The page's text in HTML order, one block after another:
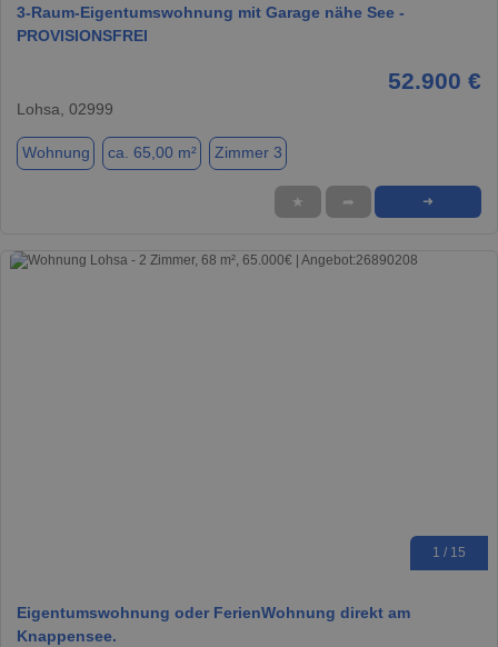
3-Raum-Eigentumswohnung mit Garage nähe See -
PROVISIONSFREI
52.900 €
Lohsa, 02999
Wohnung ca. 65,00 m² Zimmer 3
★ ➦ ➜
1 / 15
Eigentumswohnung oder FerienWohnung direkt am
Knappensee.